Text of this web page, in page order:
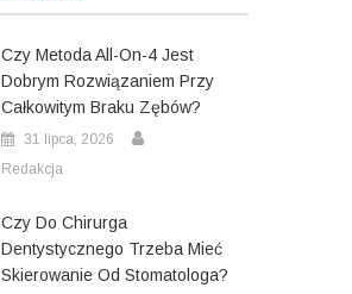
Czy Metoda All-On-4 Jest
Dobrym Rozwiązaniem Przy
Całkowitym Braku Zębów?
31 lipca, 2026
Redakcja
Czy Do Chirurga
Dentystycznego Trzeba Mieć
Skierowanie Od Stomatologa?